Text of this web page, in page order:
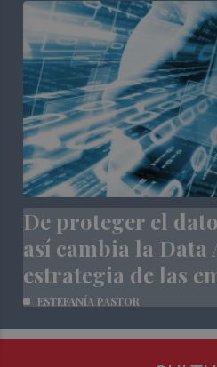
De proteger el
así cambia la Data
estrategia de las
ESTEFANÍA PASTOR